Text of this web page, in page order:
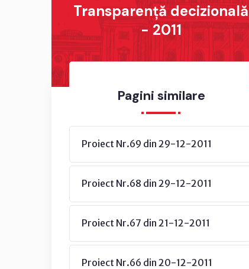
Transparență decizională
- 2011
Pagini similare
Proiect Nr.69 din 29-12-2011
Proiect Nr.68 din 29-12-2011
Proiect Nr.67 din 21-12-2011
Proiect Nr.66 din 20-12-2011